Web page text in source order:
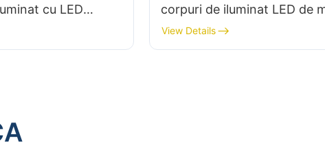
cu LED
industriale,
aplicații de
corpuri de iluminat LED de
putere pentru iluminatul
în fabrici industriale, săli de
View Details